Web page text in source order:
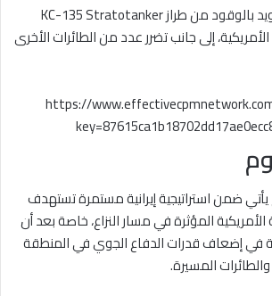
كما تم تدمير طائرة تزويد بالوقود من طراز KC-135 Stratotanker
إلى جانب تضرر عدد من الطائرات الأخرى
https://
ضمن استراتيجية إيرانية مستمرة تستهدف
الأمريكية المؤثرة في مسار النزاع، خاصة بعد أن
إضعاف قدرات الدفاع الجوي في المنطقة
المسيرة.